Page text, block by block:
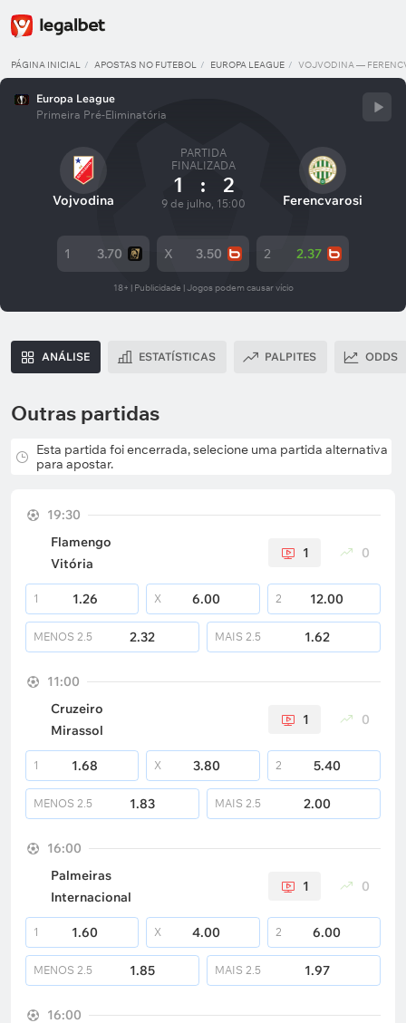
PÁGINA INICIAL APOSTAS NO FUTEBOL EUROPA LEAGUE VOJVODINA —
Europa League
Primeira Pré-Eliminatória
Vojvodina
PARTIDA
FINALIZADA
1 : 2
9 de julho, 15:00 Ferencvarosi
1 3.70 X 3.50 2 2.37
18+ | Publicidade | Jogos podem causar vício
ANÁLISE ESTATÍSTICAS PALPITES ODDS
Outras partidas
Esta partida foi encerrada, selecione uma partida alternativa
para apostar.
19:30
Flamengo
Vitória
1 0
1 1.26 X 6.00 2 12.00
MENOS 2.5 2.32 MAIS 2.5 1.62
11:00
Cruzeiro
Mirassol
1 0
1 1.68 X 3.80 2 5.40
MENOS 2.5 1.83 MAIS 2.5 2.00
16:00
Palmeiras
Internacional
1 0
1 1.60 X 4.00 2 6.00
MENOS 2.5 1.85 MAIS 2.5 1.97
16:00